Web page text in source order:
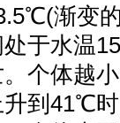
渐变
处于水温
个体越
升到41℃